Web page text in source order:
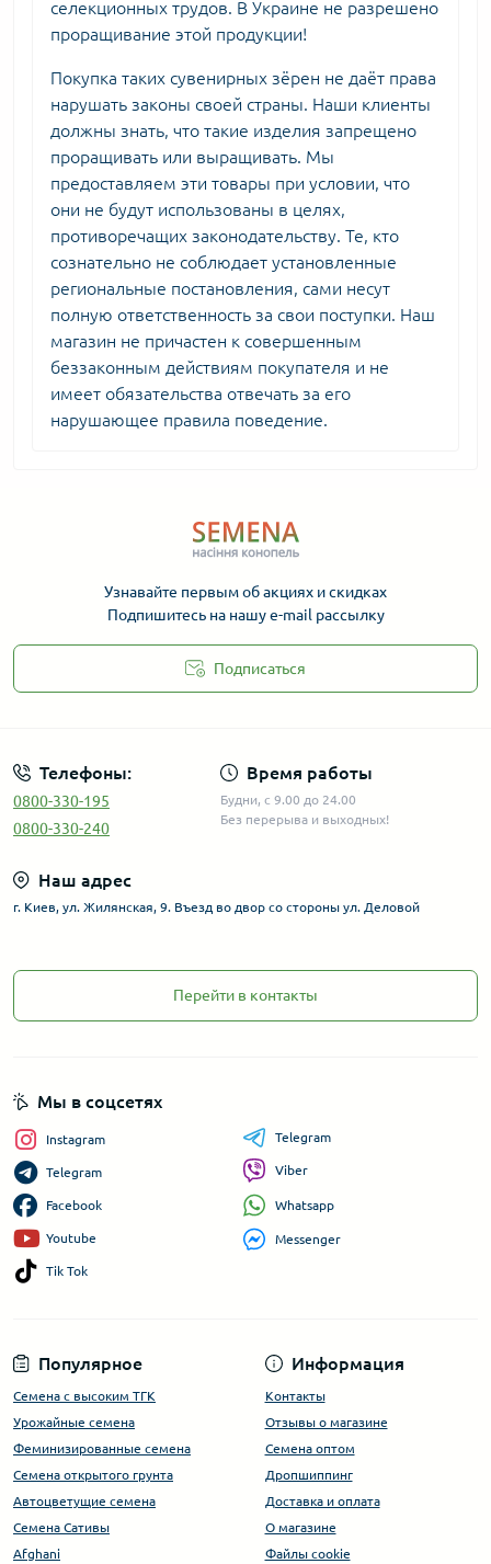
селекционных трудов. В Украине не разрешено
проращивание этой продукции!
Покупка таких сувенирных зёрен не даёт права
нарушать законы своей страны. Наши клиенты
должны знать, что такие изделия запрещено
проращивать или выращивать. Мы
предоставляем эти товары при условии, что
они не будут использованы в целях,
противоречащих законодательству. Те, кто
сознательно не соблюдает установленные
региональные постановления, сами несут
полную ответственность за свои поступки. Наш
магазин не причастен к совершенным
беззаконным действиям покупателя и не
имеет обязательства отвечать за его
нарушающее правила поведение.
Узнавайте первым об акциях и скидках
Подпишитесь на нашу e-mail рассылку
Подписаться
Телефоны:
0800-330-195
0800-330-240
Время работы
Будни, с 9.00 до 24.00
Без перерыва и выходных!
Наш адрес
г. Киев, ул. Жилянская, 9. Въезд во двор со стороны ул. Деловой
Перейти в контакты
Популярное
Семена с высоким ТГК
Урожайные семена
Феминизированные семена
Семена открытого грунта
Автоцветущие семена
Семена Сативы
Afghani
Информация
Контакты
Отзывы о магазине
Семена оптом
Дропшиппинг
Доставка и оплата
О магазине
Файлы cookie
Мы в соцсетях
Instagram
Telegram
Facebook
Youtube
Tik Tok
Telegram
Viber
Whatsapp
Messenger